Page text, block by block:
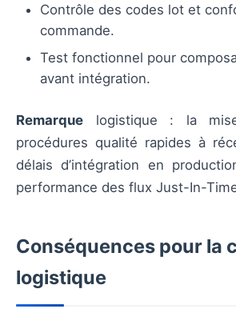
Contrôle des codes lot et
commande.
Test fonctionnel pour
avant intégration.
Remarque logistique : la
procédures qualité rapides à
délais d’intégration en
performance des flux Just-In-
Conséquences pour la
logistique